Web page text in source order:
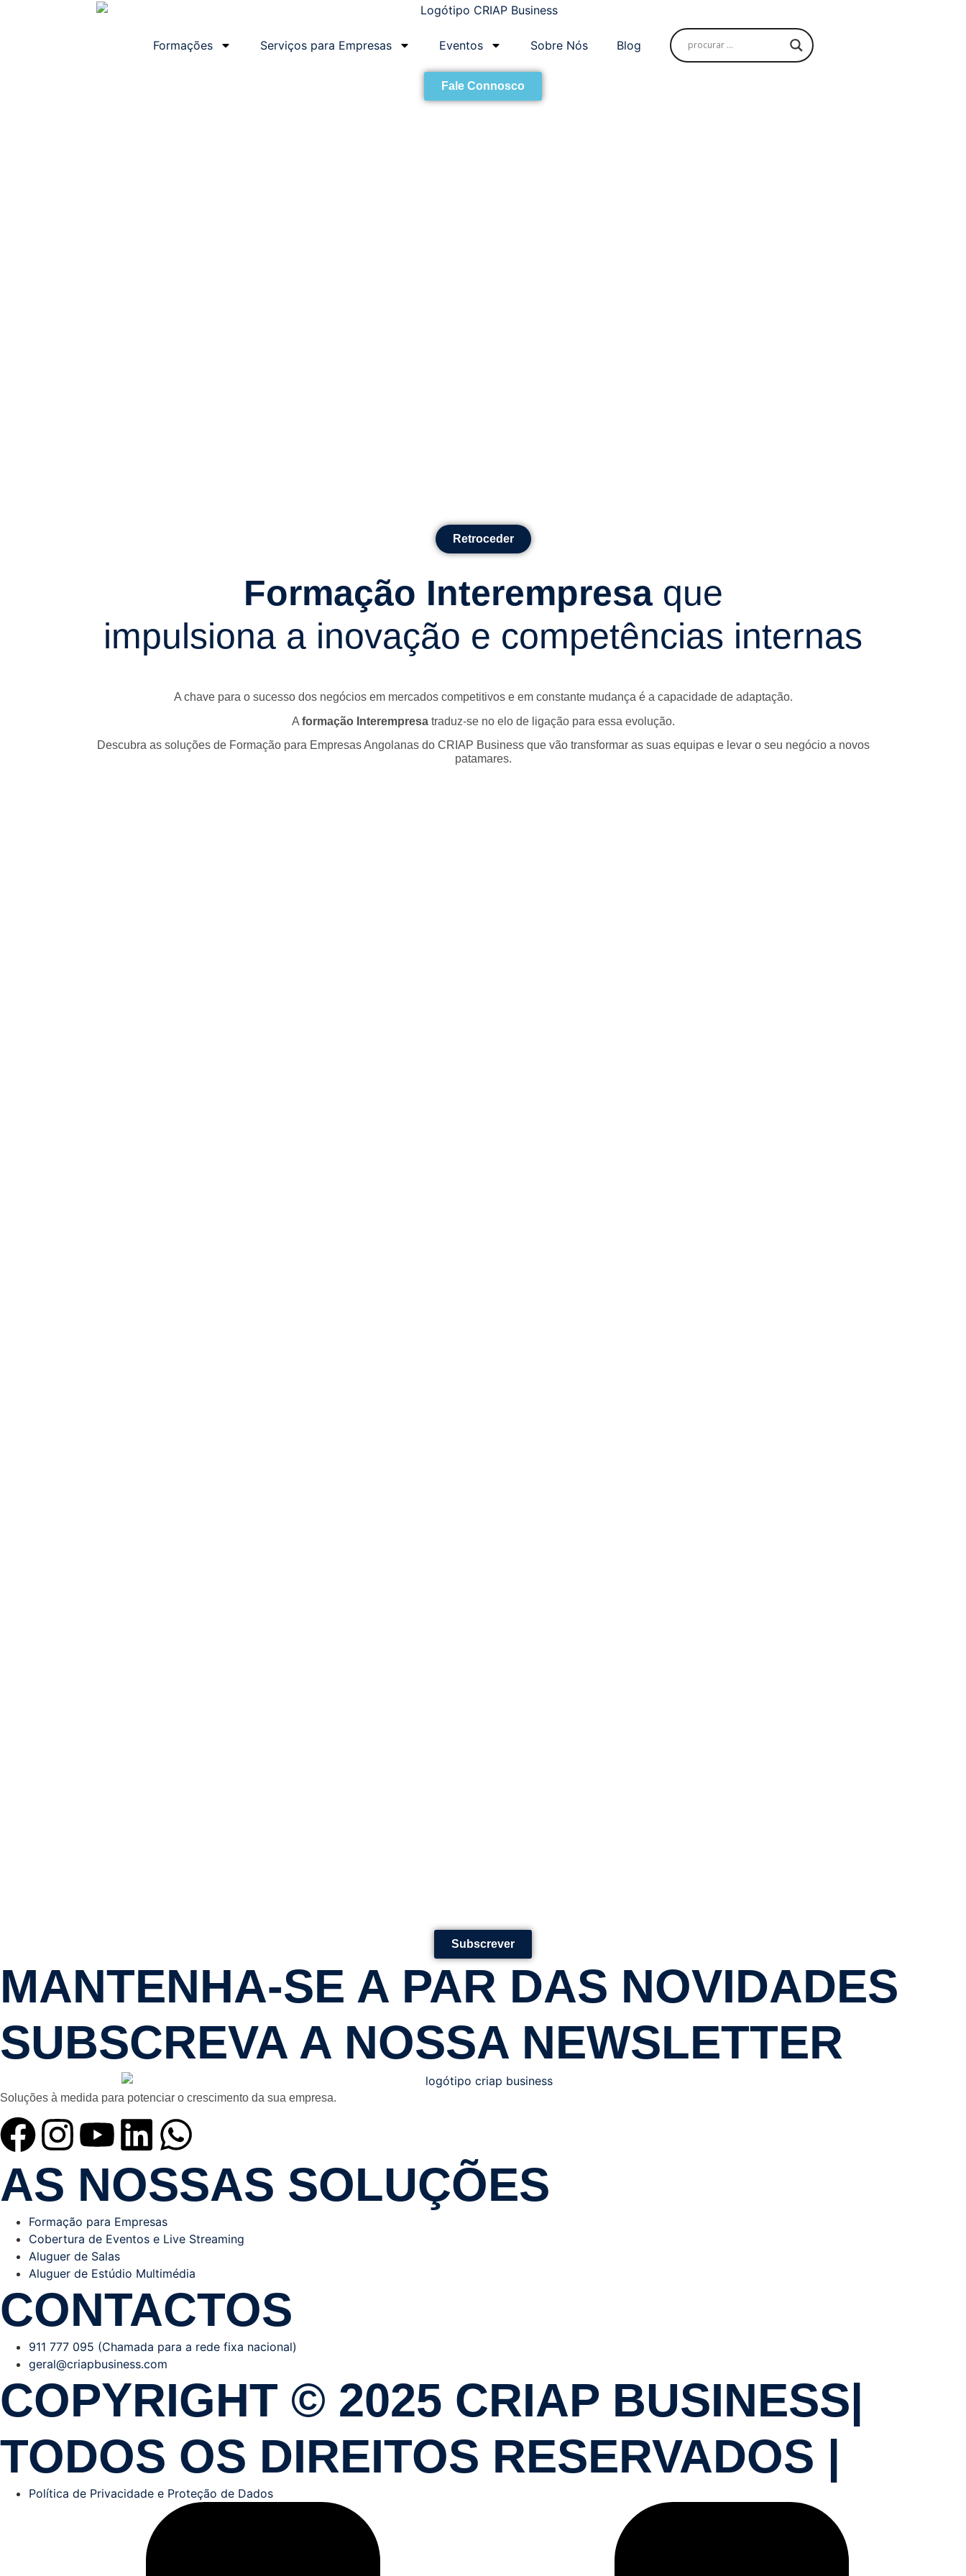
Formações Serviços para Empresas Eventos Sobre Nós Blog
Fale Connosco
Retroceder
Formação Interempresa que
impulsiona a inovação e competências internas
A chave para o sucesso dos negócios em mercados competitivos e em constante mudança é a capacidade de adaptação.
A formação Interempresa traduz-se no elo de ligação para essa evolução.
Descubra as soluções de Formação para Empresas Angolanas do CRIAP Business que vão transformar as suas equipas e levar o seu negócio a novos
patamares.
Subscrever
MANTENHA-SE A PAR DAS NOVIDADES
SUBSCREVA A NOSSA NEWSLETTER
Soluções à medida para potenciar o crescimento da sua empresa.
AS NOSSAS SOLUÇÕES
Formação para Empresas
Cobertura de Eventos e Live Streaming
Aluguer de Salas
Aluguer de Estúdio Multimédia
CONTACTOS
911 777 095 (Chamada para a rede fixa nacional)
geral@criapbusiness.com
COPYRIGHT © 2025 CRIAP BUSINESS|
TODOS OS DIREITOS RESERVADOS |
Política de Privacidade e Proteção de Dados